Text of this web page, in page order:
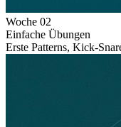
Woche 02
Einfache Übungen
Erste Patterns, Kick-